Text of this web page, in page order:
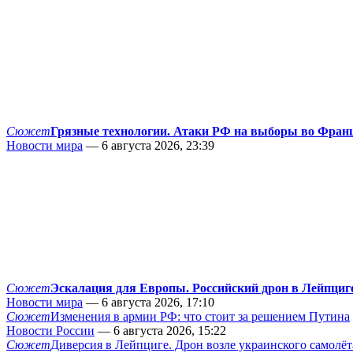
СюжетГрязные технологии. Атаки РФ на выборы во
Новости мира — 6 августа 2026, 23:39
СюжетЭскалация для Европы. Российский дрон в
Новости мира — 6 августа 2026, 17:10
СюжетИзменения в армии РФ: что стоит за решением Путина
Новости России — 6 августа 2026, 15:22
СюжетДиверсия в Лейпциге. Дрон возле украинского